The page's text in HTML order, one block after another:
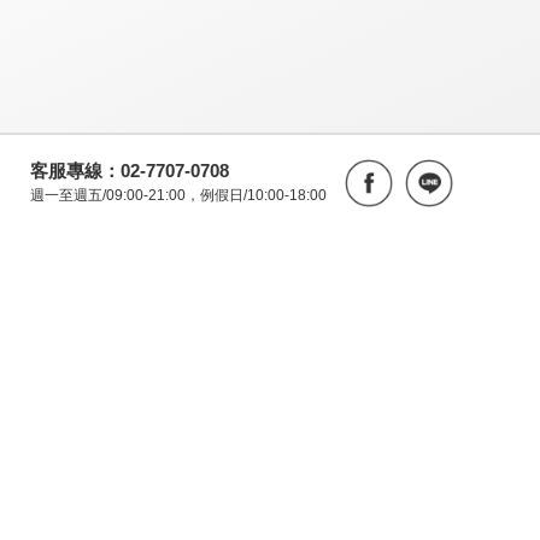
客服專線：02-7707-0708
週一至週五/09:00-21:00，例假日/10:00-18:00